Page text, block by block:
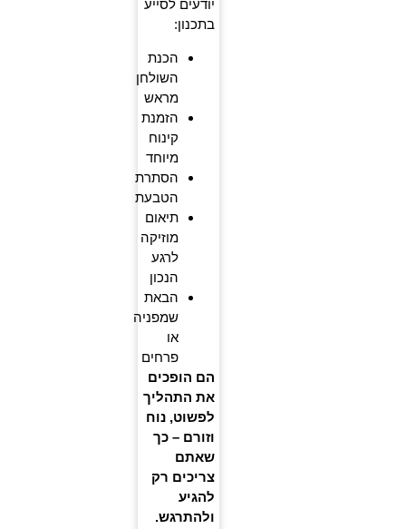
יודעים לסייע
בתכנון:
הכנת
השולחן
מראש
הזמנת
קינוח
מיוחד
הסתרת
הטבעת
תיאום
מוזיקה
לרגע
הנכון
הבאת
שמפניה
או
פרחים
הם הופכים
את התהליך
לפשוט, נוח
וזורם – כך
שאתם
צריכים רק
להגיע
ולהתרגש.